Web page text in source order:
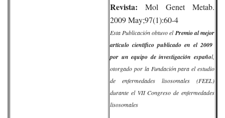
Revista: Mol Genet Metab.
2009 May;97(1):60-4
Esta Publicación obtuvo elPremio al mejor
artículo científico publicado en el 2009
por un equipo de investigación español,
otorgado por la Fundación para el estudio
de enfermedades lisosomales (FEEL)
durante el VII Congreso de enfermedades
lisosomales